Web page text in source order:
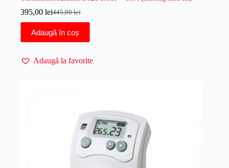
445,00lei
Prețul
inițial
a
fost:
395,00 leiPrețul
curent
este:
395,00 lei.
Adaugă în coș
Adaugă la favorite